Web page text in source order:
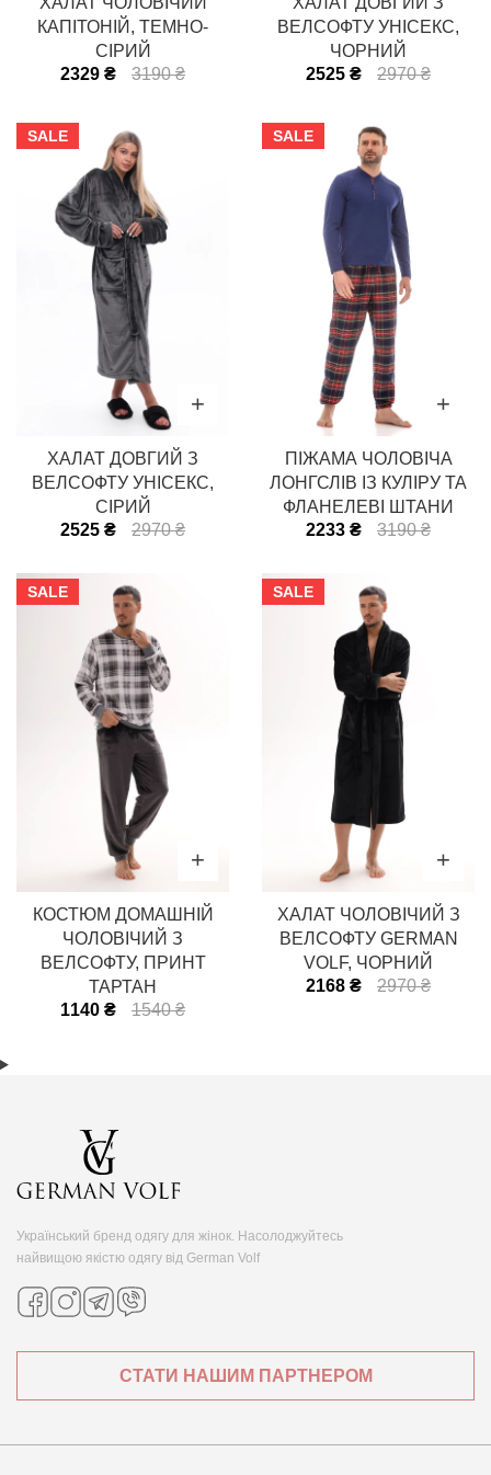
КАПІТОНІЙ, ТЕМНО-
СІРИЙ
2329 ₴
3190 ₴
ВЕЛСОФТУ УНІСЕКС,
ЧОРНИЙ
2525 ₴
2970 ₴
SALE
ХАЛАТ ДОВГИЙ З
ВЕЛСОФТУ УНІСЕКС,
СІРИЙ
2525 ₴
2970 ₴
SALE
ПІЖАМА ЧОЛОВІЧА
ЛОНГСЛІВ ІЗ КУЛІРУ ТА
ФЛАНЕЛЕВІ ШТАНИ
2233 ₴
3190 ₴
SALE
КОСТЮМ ДОМАШНІЙ
ЧОЛОВІЧИЙ З
ВЕЛСОФТУ, ПРИНТ
ТАРТАН
1140 ₴
1540 ₴
SALE
ХАЛАТ ЧОЛОВІЧИЙ З
ВЕЛСОФТУ GERMAN
VOLF, ЧОРНИЙ
2168 ₴
2970 ₴
Український бренд одягу для жінок. Насолоджуйтесь
найвищою якістю одягу від German Volf
СТАТИ НАШИМ ПАРТНЕРОМ